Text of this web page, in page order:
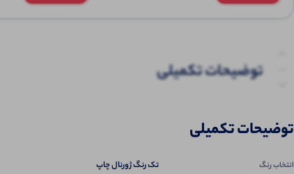
توضیحات تکمیلی
توضیحات تکمیلی
انتخاب رنگ تک رنگ ژورنال چاپ